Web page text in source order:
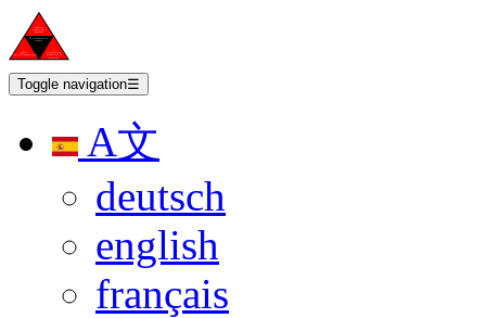
Toggle navigation☰
A文
deutsch
english
français